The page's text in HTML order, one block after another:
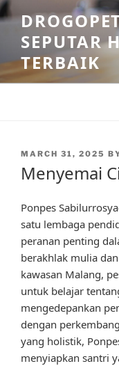
Skip
to
contentSEPUTAR
TERBAIK
POSTED
MARCH 31, 2025
Menyemai
Ponpes
satu lembaga
peranan penting
berakhlak mulia
kawasan Malang,
untuk belajar
mengedepankan
dengan
yang holistik,
menyiapkan santri